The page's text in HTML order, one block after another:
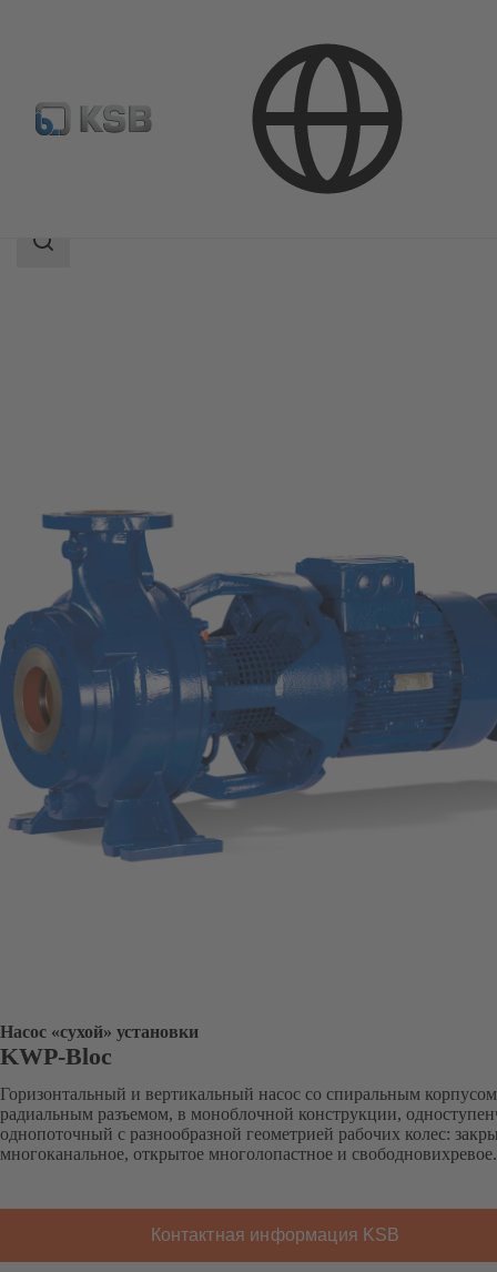
Каталог продукции KWP-Bloc
Область
Насос «сухой» установки
KWP-Bloc
Горизонтальный и вертикальный насос со спиральным
радиальным разъемом, в моноблочной конструкции,
однопоточный с разнообразной геометрией рабочих колес:
многоканальное, открытое многолопастное и свободновихревое.
Контактная информация KSB